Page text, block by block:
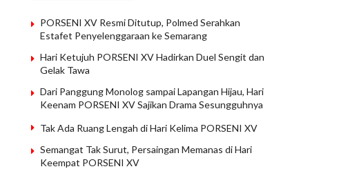
PORSENI XV Resmi Ditutup, Polmed Serahkan
Estafet Penyelenggaraan ke Semarang
Hari Ketujuh PORSENI XV Hadirkan Duel Sengit dan
Gelak Tawa
Dari Panggung Monolog sampai Lapangan Hijau, Hari
Keenam PORSENI XV Sajikan Drama Sesungguhnya
Tak Ada Ruang Lengah di Hari Kelima PORSENI XV
Semangat Tak Surut, Persaingan Memanas di Hari
Keempat PORSENI XV